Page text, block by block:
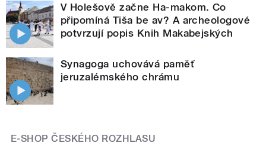
V Holešově začne Ha-makom. Co
připomíná Tiša be av? A archeologové
potvrzují popis Knih Makabejských
Synagoga uchovává paměť
jeruzalémského chrámu
E-SHOP ČESKÉHO ROZHLASU